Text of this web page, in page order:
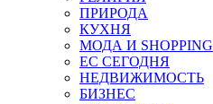
ПРИРОДА
КУХНЯ
МОДА И SHOPPING
ЕС СЕГОДНЯ
НЕДВИЖИМОСТЬ
БИЗНЕС